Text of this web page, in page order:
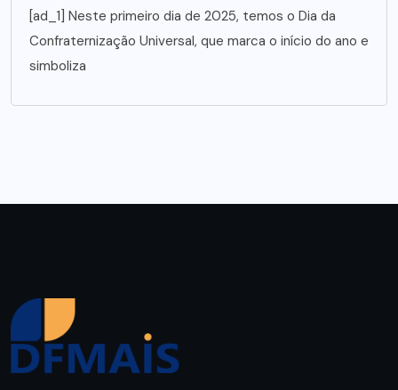
[ad_1] Neste primeiro dia de 2025, temos o Dia da
Confraternização Universal, que marca o início do ano e
simboliza